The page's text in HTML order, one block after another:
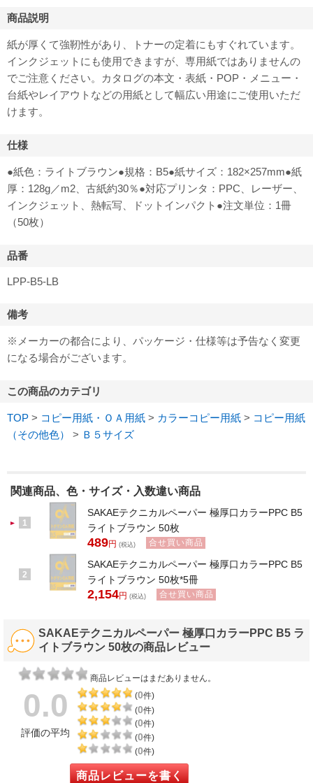
商品説明
紙が厚くて強靭性があり、トナーの定着にもすぐれています。
インクジェットにも使用できますが、専用紙ではありませんの
でご注意ください。カタログの本文・表紙・POP・メニュー・
台紙やレイアウトなどの用紙として幅広い用途にご使用いただ
けます。
仕様
●紙色：ライトブラウン●規格：B5●紙サイズ：182×257mm●紙
厚：128g／m2、古紙約30％●対応プリンタ：PPC、レーザー、
インクジェット、熱転写、ドットインパクト●注文単位：1冊
（50枚）
品番
LPP-B5-LB
備考
※メーカーの都合により、パッケージ・仕様等は予告なく変更
になる場合がございます。
この商品のカテゴリ
TOP > コピー用紙・ＯＡ用紙 > カラーコピー用紙 > コピー用紙
（その他色）
> Ｂ５サイズ
関連商品、色・サイズ・入数違い商品
1
SAKAEテクニカルペーパー 極厚口カラーPPC B5
ライトブラウン 50枚
489円 (税込) 合せ買い商品
2
SAKAEテクニカルペーパー 極厚口カラーPPC B5
ライトブラウン 50枚*5冊
2,154円 (税込) 合せ買い商品
SAKAEテクニカルペーパー 極厚口カラーPPC B5 ラ
イトブラウン 50枚の商品レビュー
商品レビューはまだありません。
0.0
評価の平均
(0件)
(0件)
(0件)
(0件)
(0件)
商品レビューを書く